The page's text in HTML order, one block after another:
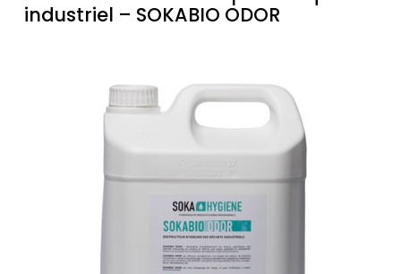
industriel – SOKABIO ODOR